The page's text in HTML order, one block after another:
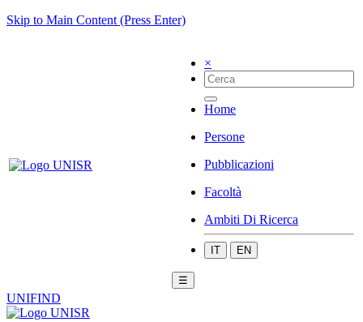
Skip to Main Content (Press Enter)
×
Home
Persone
Pubblicazioni
Facoltà
Ambiti Di Ricerca
IT EN
☰
UNIFIND